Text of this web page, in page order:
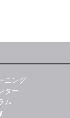
ニング
ター
ム